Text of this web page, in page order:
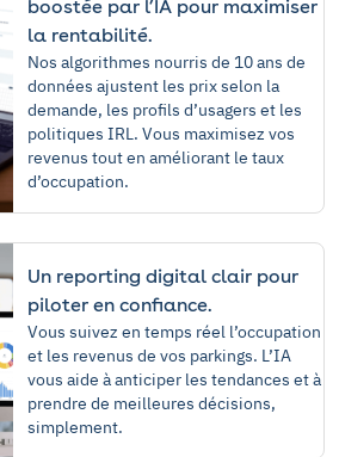
boostée par l’IA pour maximiser
la rentabilité.
Nos algorithmes nourris de 10 ans de
données ajustent les prix selon la
demande, les profils d’usagers et les
politiques IRL. Vous maximisez vos
revenus tout en améliorant le taux
d’occupation.
Un reporting digital clair pour
piloter en confiance.
Vous suivez en temps réel l’occupation
et les revenus de vos parkings. L’IA
vous aide à anticiper les tendances et à
prendre de meilleures décisions,
simplement.